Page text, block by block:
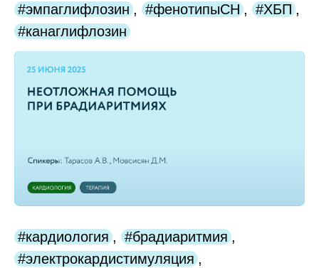
#эмпаглифлозин , #фенотипыСН , #ХБП ,
#канаглифлозин
#кардиология , #брадиаритмия ,
#электрокардистимуляция ,